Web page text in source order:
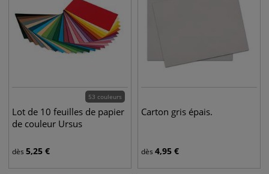
53 couleurs
Lot de 10 feuilles de papier
de couleur Ursus
dès 5,25 €
Carton gris épais.
dès 4,95 €